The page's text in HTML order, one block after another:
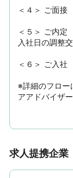
＜４＞ ご面接
＜５＞ ご内定
入社日の調整
＜６＞ ご入社
※詳細のフロー
アアドバイザ
求人提携企業